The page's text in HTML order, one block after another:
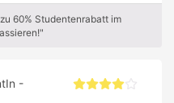
60% Studentenrabatt im
-